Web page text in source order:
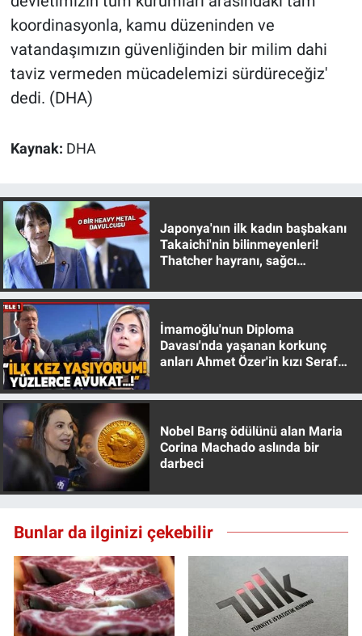
koordinasyonla, kamu düzeninden ve
vatandaşımızın güvenliğinden bir milim dahi
taviz vermeden mücadelemizi sürdüreceğiz'
dedi. (DHA)
Kaynak: DHA
Japonya'nın ilk kadın başbakanı
Takaichi'nin bilinmeyenleri!
Thatcher hayranı, sağcı
İmamoğlu'nun Diploma
Davası'nda yaşanan korkunç
anları Ahmet Özer'in kızı Seraf
Nobel Barış ödülünü alan Maria
Corina Machado aslında bir
darbeci
Bunlar da ilginizi çekebilir